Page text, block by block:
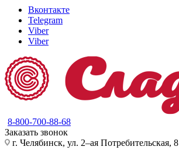
Вконтакте
Telegram
Viber
Viber
8-800-700-88-68
Заказать звонок
г. Челябинск, ул. 2–ая Потребительская, 8